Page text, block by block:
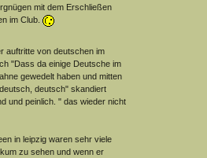
mit dem Erschließen
im Club.
auftritte von deutschen im
"Dass da einige Deutsche im
gewedelt haben und mitten
deutsch" skandiert
und peinlich. " das wieder nicht
in leipzig waren sehr viele
zu sehen und wenn er